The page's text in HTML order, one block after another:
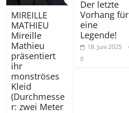
MIREILLE
MATHIEU
Mireille
Mathieu
präsentiert
ihr
monströses
Kleid
(Durchmesse
r: zwei Meter
Der letzte
Vorhang für
eine
Legende!
18. Juni 2025
0